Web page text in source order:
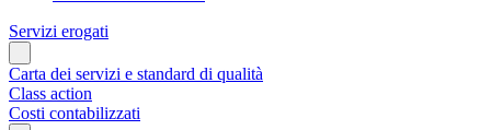
Servizi erogati
Carta dei servizi e standard di qualità
Class action
Costi contabilizzati